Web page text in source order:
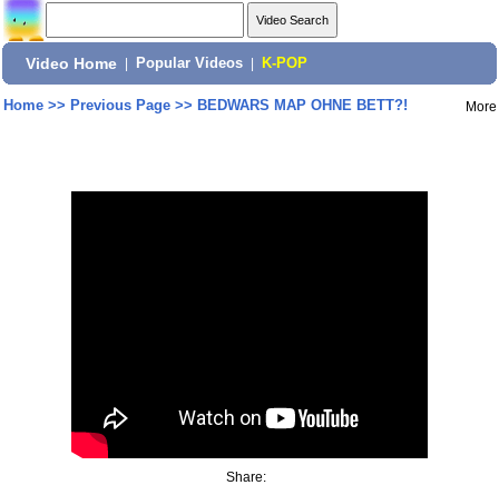
Video Home Popular Videos K-POP
Home>> Previous Page>> BEDWARS MAP OHNE BETT?! More
Share: